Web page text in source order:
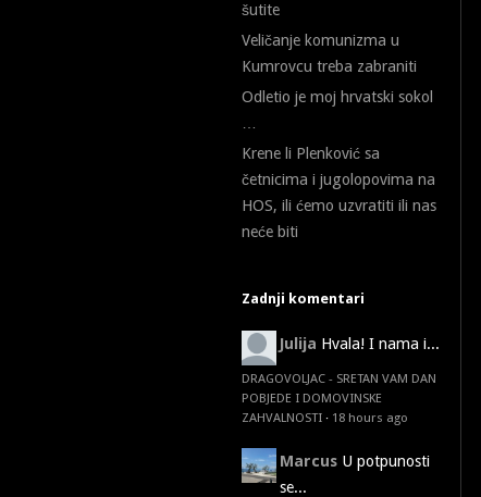
šutite
Veličanje komunizma u
Kumrovcu treba zabraniti
Odletio je moj hrvatski sokol
Krene li Plenković sa
četnicima i jugolopovima na
HOS, ili ćemo uzvratiti ili nas
neće biti
Zadnji komentari
Julija Hvala! I nama i...
DRAGOVOLJAC - SRETAN VAM DAN
POBJEDE I DOMOVINSKE
ZAHVALNOSTI · 18 hours ago
Marcus U potpunosti
se...